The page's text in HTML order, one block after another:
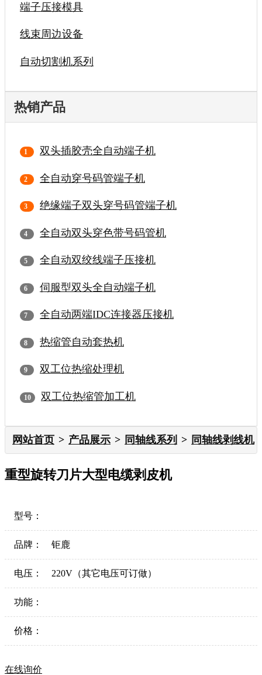
端子压接模具
线束周边设备
自动切割机系列
热销产品
双头插胶壳全自动端子机
全自动穿号码管端子机
绝缘端子双头穿号码管端子机
全自动双头穿色带号码管机
全自动双绞线端子压接机
伺服型双头全自动端子机
全自动两端IDC连接器压接机
热缩管自动套热机
双工位热缩处理机
双工位热缩管加工机
网站首页 产品展示 同轴线系列 同轴线剥线机
重型旋转刀片大型电缆剥皮机
型号：
品牌： 钜鹿
电压： 220V（其它电压可订做）
功能：
价格：
在线询价